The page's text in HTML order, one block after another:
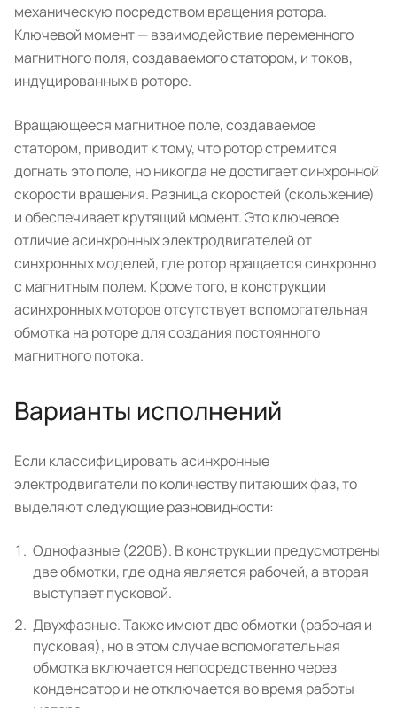
механическую посредством вращения ротора.
Ключевой момент — взаимодействие переменного
магнитного поля, создаваемого статором, и токов,
индуцированных в роторе.
Вращающееся магнитное поле, создаваемое
статором, приводит к тому, что ротор стремится
догнать это поле, но никогда не достигает синхронной
скорости вращения. Разница скоростей (скольжение)
и обеспечивает крутящий момент. Это ключевое
отличие асинхронных электродвигателей от
синхронных моделей, где ротор вращается синхронно
с магнитным полем. Кроме того, в конструкции
асинхронных моторов отсутствует вспомогательная
обмотка на роторе для создания постоянного
магнитного потока.
Варианты исполнений
Если классифицировать асинхронные
электродвигатели по количеству питающих фаз, то
выделяют следующие разновидности:
Однофазные (220В). В конструкции предусмотрены
две обмотки, где одна является рабочей, а вторая
выступает пусковой.
Двухфазные. Также имеют две обмотки (рабочая и
пусковая), но в этом случае вспомогательная
обмотка включается непосредственно через
конденсатор и не отключается во время работы